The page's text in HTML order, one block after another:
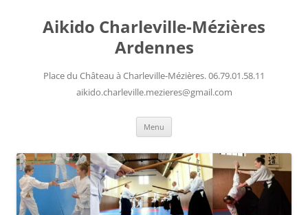
contenuAikido Charleville-Mézières
Ardennes
Place du Château à Charleville-Mézières. 06.79.01.58.11
aikido.charleville.mezieres@gmail.com
Menu